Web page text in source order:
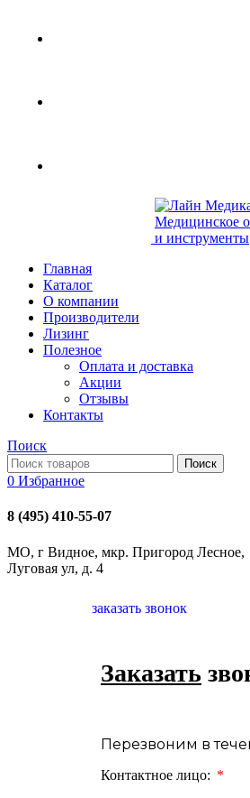
Главная
Каталог
О компании
Производители
Лизинг
Полезное
Оплата и доставка
Акции
Отзывы
Контакты
Поиск
Поиск
0 Избранное
8 (495) 410-55-07
МО, г Видное, мкр. Пригород Лесное,
Луговая ул, д. 4
заказать звонок
Контактное лицо:
Перезвоним в
Заказать